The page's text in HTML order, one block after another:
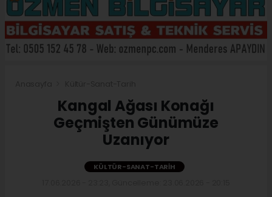
Kangal Ağası Konağı
Geçmişten Günümüze
Uzanıyor
KÜLTÜR-SANAT-TARIH